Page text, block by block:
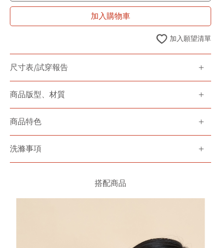
加入購物車
加入願望清單
尺寸表/試穿報告
商品版型、材質
商品特色
洗滌事項
搭配商品